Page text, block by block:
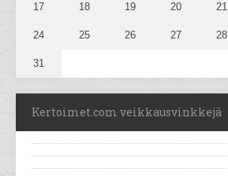
17 18 19 20 21
24 25 26 27 28
31
Kertoimet.com veikkausvinkkejä